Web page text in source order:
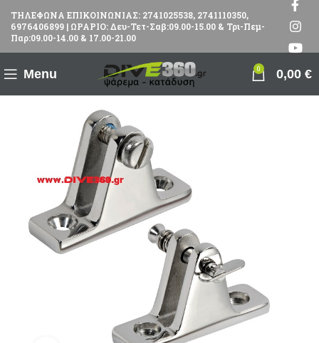
ΤΗΛΕΦΩΝΑ ΕΠΙΚΟΙΝΩΝΙΑΣ: 2741025538, 2741110350,
6976406899 | ΩΡΑΡΙΟ: Δευ-Τετ-Σαβ:09.00-15.00 & Τρι-Πεμ-
Παρ:09.00-14.00 & 17.00-21.00
Menu 0 0,00 €